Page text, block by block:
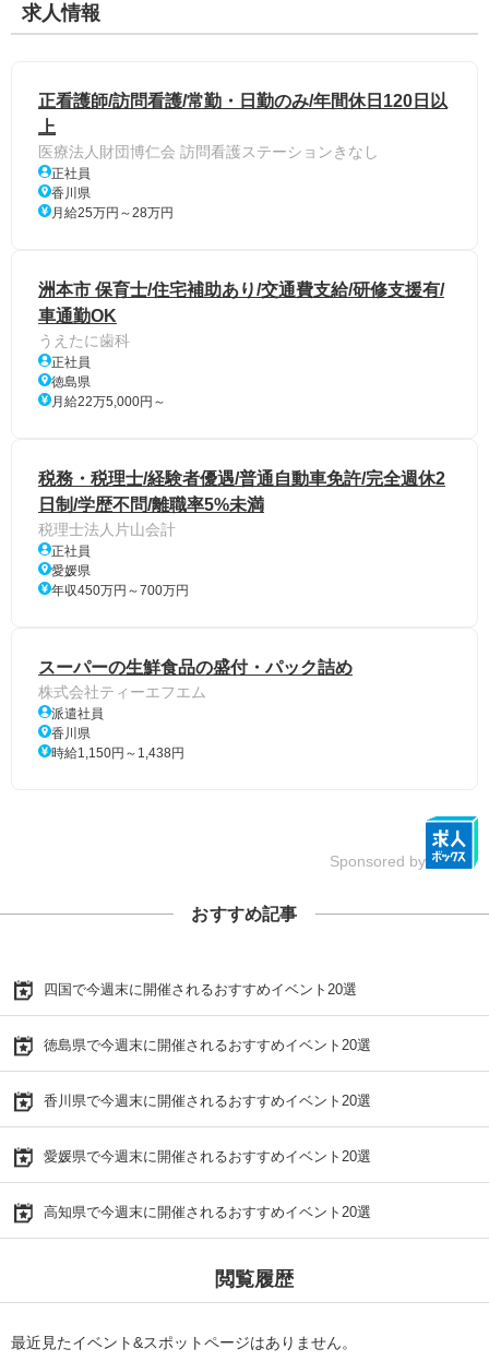
求人情報
正看護師/訪問看護/常勤・日勤のみ/年間休日120日以
上
医療法人財団博仁会 訪問看護ステーションきなし
正社員
香川県
月給25万円～28万円
洲本市 保育士/住宅補助あり/交通費支給/研修支援有/
車通勤OK
うえたに歯科
正社員
徳島県
月給22万5,000円～
税務・税理士/経験者優遇/普通自動車免許/完全週休2
日制/学歴不問/離職率5%未満
税理士法人片山会計
正社員
愛媛県
年収450万円～700万円
スーパーの生鮮食品の盛付・パック詰め
株式会社ティーエフエム
派遣社員
香川県
時給1,150円～1,438円
Sponsored by
おすすめ記事
四国で今週末に開催されるおすすめイベント20選
徳島県で今週末に開催されるおすすめイベント20選
香川県で今週末に開催されるおすすめイベント20選
愛媛県で今週末に開催されるおすすめイベント20選
高知県で今週末に開催されるおすすめイベント20選
閲覧履歴
最近見たイベント&スポットページはありません。